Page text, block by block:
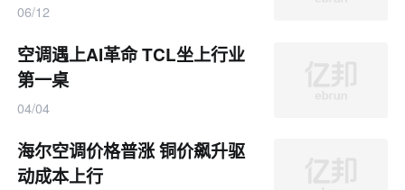
06/12
空调遇上AI革命 TCL坐上行业
第一桌
04/04
海尔空调价格普涨 铜价飙升驱
动成本上行